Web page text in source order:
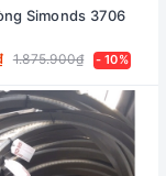
Simonds 3706
1.875.900₫ - 10%